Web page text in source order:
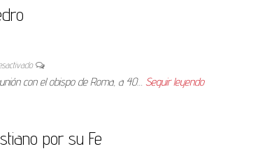
con el obispo de Roma, a 40… Seguir leyendo
por su Fe